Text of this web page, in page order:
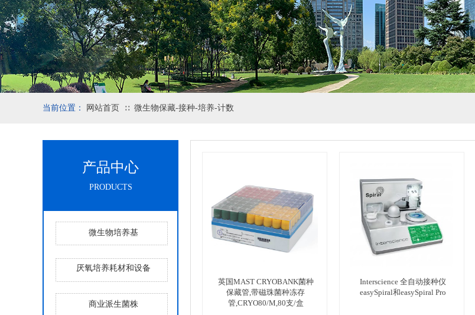
当前位置： 网站首页 ∷ 微生物保藏-接种-培养-计数
英国MAST CRYOBANK菌种
保藏管,带磁珠菌种冻存
管,CRYO80/M,80支/盒
Interscience 全自动接种仪
easySpiral和easySpiral Pro
产品中心
PRODUCTS
微生物培养基
厌氧培养耗材和设备
商业派生菌株